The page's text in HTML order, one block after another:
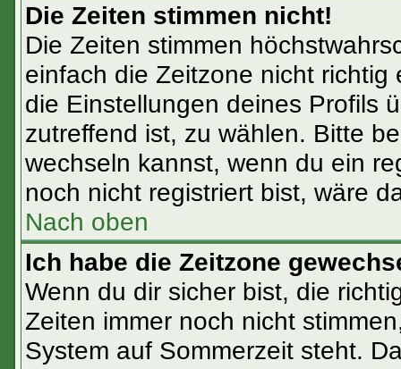
Die Zeiten stimmen nicht!
Die Zeiten stimmen
einfach die Zeitzone nicht
die Einstellungen deines Profils
zutreffend ist, zu wählen. Bitte
wechseln kannst, wenn du ein
noch nicht registriert bist, wäre
Nach oben
Ich habe die Zeitzone
Wenn du dir sicher bist, die
Zeiten immer noch nicht
System auf Sommerzeit steht.